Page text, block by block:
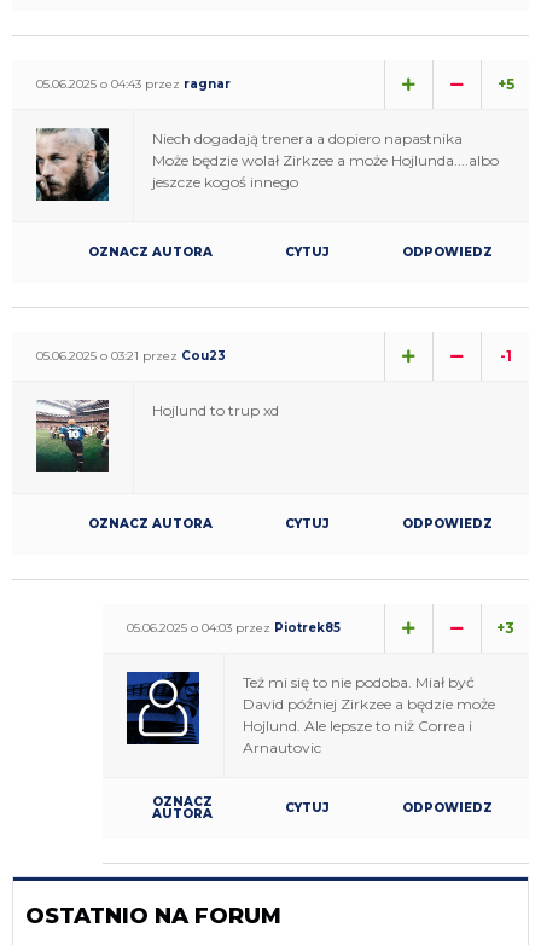
05.06.2025 o 04:43 przez ragnar +5
Niech dogadają trenera a dopiero napastnika
Może będzie wolał Zirkzee a może Hojlunda....albo
jeszcze kogoś innego
OZNACZ AUTORA CYTUJ ODPOWIEDZ
05.06.2025 o 03:21 przez Cou23 -1
Hojlund to trup xd
OZNACZ AUTORA CYTUJ ODPOWIEDZ
05.06.2025 o 04:03 przez Piotrek85 +3
Też mi się to nie podoba. Miał być
David później Zirkzee a będzie może
Hojlund. Ale lepsze to niż Correa i
Arnautovic
OZNACZ
AUTORA CYTUJ ODPOWIEDZ
OSTATNIO NA FORUM